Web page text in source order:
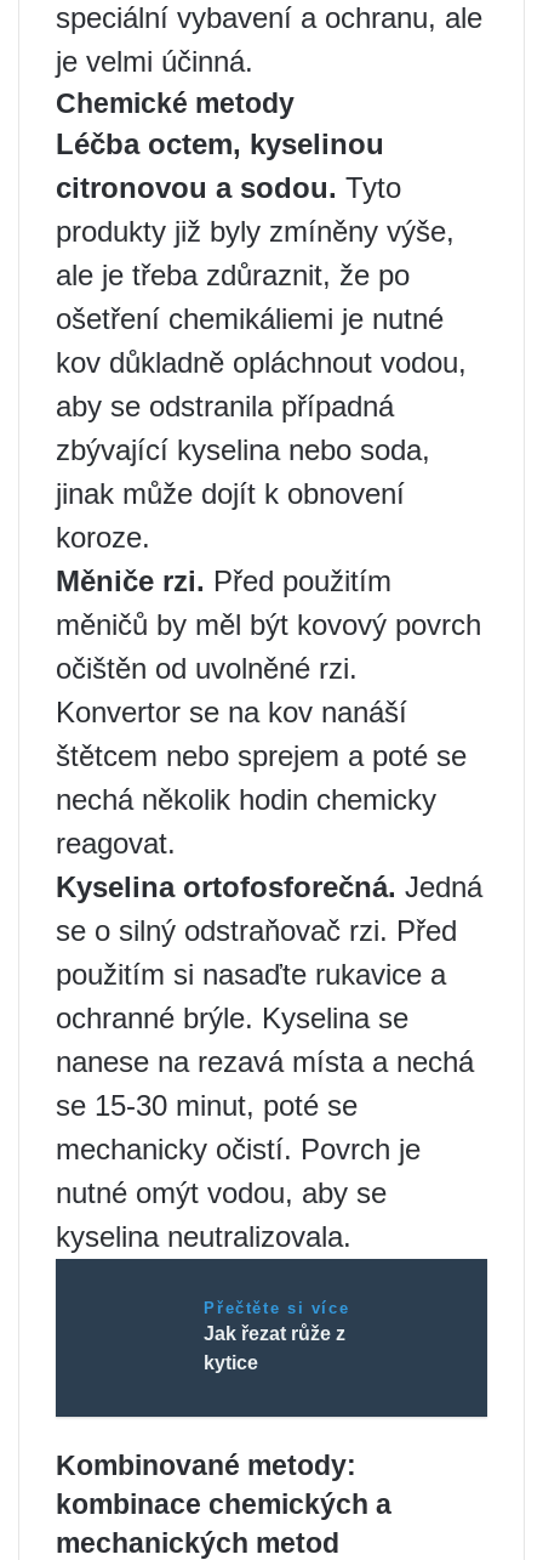
speciální vybavení a ochranu, ale
je velmi účinná.
Chemické metody
Léčba octem, kyselinou
citronovou a sodou. Tyto
produkty již byly zmíněny výše,
ale je třeba zdůraznit, že po
ošetření chemikáliemi je nutné
kov důkladně opláchnout vodou,
aby se odstranila případná
zbývající kyselina nebo soda,
jinak může dojít k obnovení
koroze.
Měniče rzi. Před použitím
měničů by měl být kovový povrch
očištěn od uvolněné rzi.
Konvertor se na kov nanáší
štětcem nebo sprejem a poté se
nechá několik hodin chemicky
reagovat.
Kyselina ortofosforečná. Jedná
se o silný odstraňovač rzi. Před
použitím si nasaďte rukavice a
ochranné brýle. Kyselina se
nanese na rezavá místa a nechá
se 15-30 minut, poté se
mechanicky očistí. Povrch je
nutné omýt vodou, aby se
kyselina neutralizovala.
Přečtěte si více
Jak řezat růže z
kytice
Kombinované metody:
kombinace chemických a
mechanických metod